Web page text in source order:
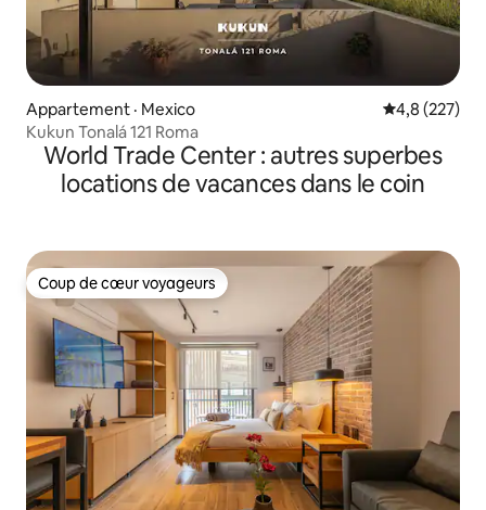
Appartement · Mexico Note
4,8 (227)
Kukun Tonalá 121 Roma
World Trade Center : autres superbes
locations de vacances dans le coin
Coup de cœur voyageurs
Coup de cœur voyageurs